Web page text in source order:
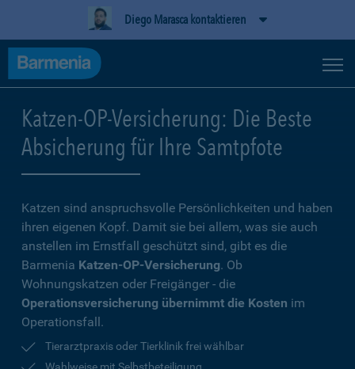
Diego Marasca kontaktieren
Katzen-OP-Versicherung: Die Beste
Absicherung für Ihre Samtpfote
Katzen sind anspruchsvolle Persönlichkeiten und haben
ihren eigenen Kopf. Damit sie bei allem, was sie auch
anstellen im Ernstfall geschützt sind, gibt es die
Barmenia Katzen-OP-Versicherung. Ob
Wohnungskatzen oder Freigänger - die
Operationsversicherung übernimmt die Kosten im
Operationsfall.
Tierarztpraxis oder Tierklinik frei wählbar